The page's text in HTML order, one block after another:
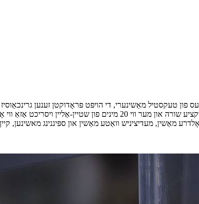
טעקסטיל מאַשינערי, די הויפּט פּראָדוקטן זענען
פּראָדוקציע ליניע, א טוץ פון די פּראָדוקציע שורות אַזאַ ווי קליי-גלוד ניט-גלוד